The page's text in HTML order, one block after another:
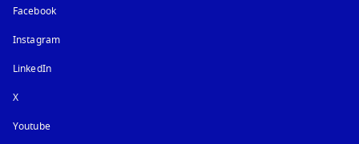
Facebook
Instagram在新选项卡中打开
LinkedIn
X
Youtube在新选项卡中打开